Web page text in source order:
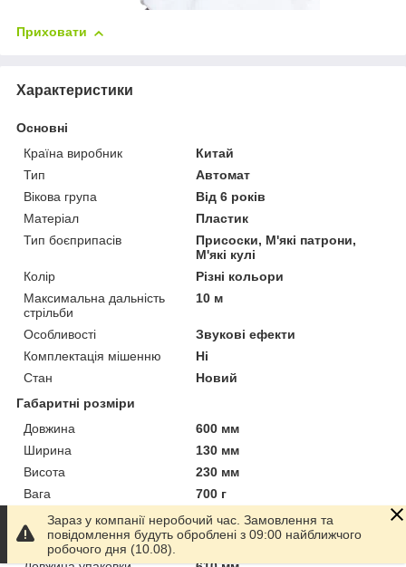
Приховати
Характеристики
Основні
Країна виробник
Китай
Тип
Автомат
Вікова група
Від 6 років
Матеріал
Пластик
Тип боєприпасів
Присоски, М'які патрони,
М'які кулі
Колір
Різні кольори
Максимальна дальність
стрільби
10 м
Особливості
Звукові ефекти
Комплектація мішенню
Ні
Стан
Новий
Габаритні розміри
Довжина
600 мм
Ширина
130 мм
Висота
230 мм
Вага
700 г
Упаковка
Упаковка
Зараз у компанії неробочий час. Замовлення та
повідомлення будуть оброблені з 09:00 найближчого
робочого дня (10.08).